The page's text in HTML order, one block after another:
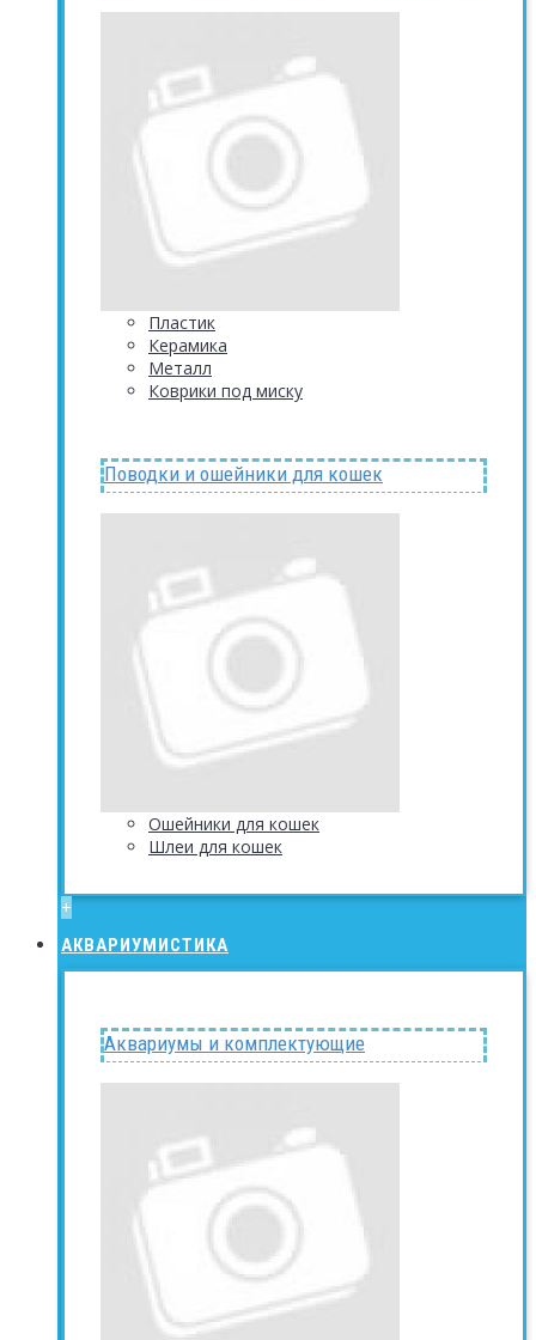
Пластик
Керамика
Металл
Коврики под миску
Поводки и ошейники для кошек
Ошейники для кошек
Шлеи для кошек
+
АКВАРИУМИСТИКА
Аквариумы и комплектующие